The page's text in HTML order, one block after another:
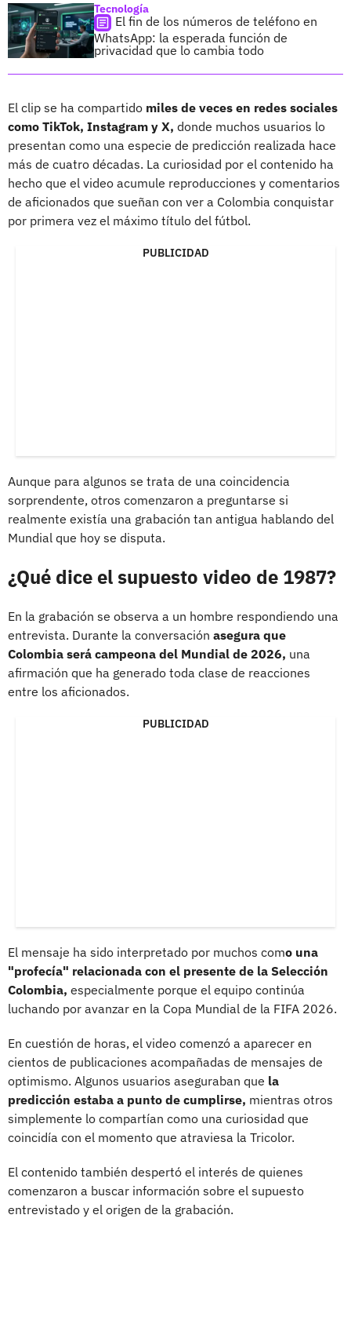
Tecnología
El fin de los números de teléfono en
WhatsApp: la esperada función de
privacidad que lo cambia todo
El clip se ha compartido miles de veces en redes sociales
como TikTok, Instagram y X, donde muchos usuarios lo
presentan como una especie de predicción realizada hace
más de cuatro décadas. La curiosidad por el contenido ha
hecho que el video acumule reproducciones y comentarios
de aficionados que sueñan con ver a Colombia conquistar
por primera vez el máximo título del fútbol.
PUBLICIDAD
Aunque para algunos se trata de una coincidencia
sorprendente, otros comenzaron a preguntarse si
realmente existía una grabación tan antigua hablando del
Mundial que hoy se disputa.
¿Qué dice el supuesto video de 1987?
En la grabación se observa a un hombre respondiendo una
entrevista. Durante la conversación asegura que
Colombia será campeona del Mundial de 2026, una
afirmación que ha generado toda clase de reacciones
entre los aficionados.
PUBLICIDAD
El mensaje ha sido interpretado por muchos como una
"profecía" relacionada con el presente de la Selección
Colombia, especialmente porque el equipo continúa
luchando por avanzar en la Copa Mundial de la FIFA 2026.
En cuestión de horas, el video comenzó a aparecer en
cientos de publicaciones acompañadas de mensajes de
optimismo. Algunos usuarios aseguraban que la
predicción estaba a punto de cumplirse, mientras otros
simplemente lo compartían como una curiosidad que
coincidía con el momento que atraviesa la Tricolor.
El contenido también despertó el interés de quienes
comenzaron a buscar información sobre el supuesto
entrevistado y el origen de la grabación.